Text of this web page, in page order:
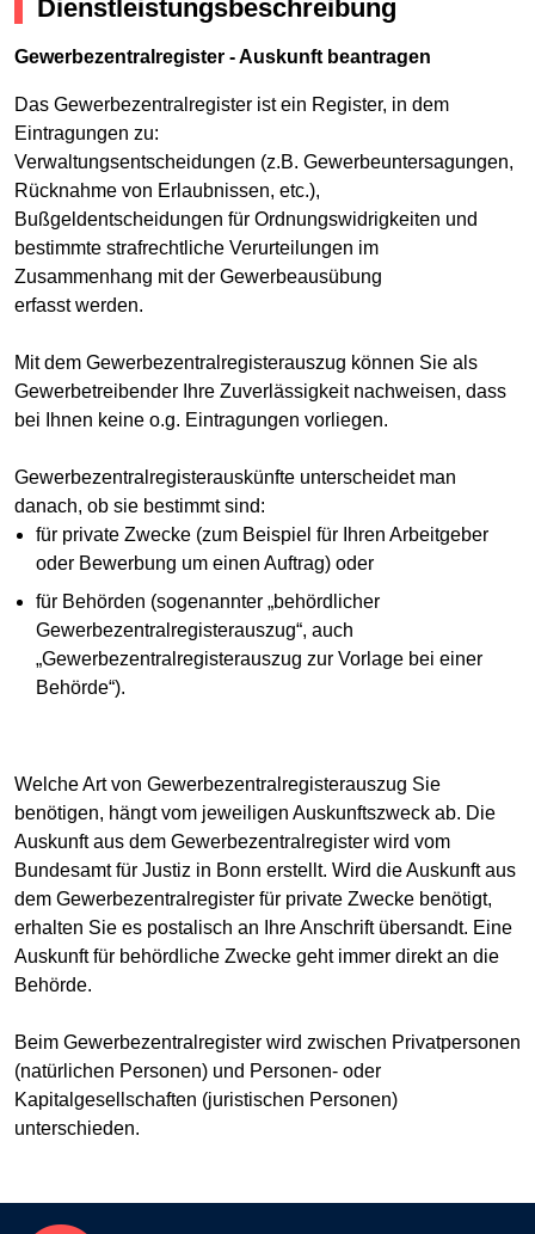
Dienstleistungsbeschreibung
Gewerbezentralregister - Auskunft beantragen
Das Gewerbezentralregister ist ein Register, in dem
Eintragungen zu:
Verwaltungsentscheidungen (z.B. Gewerbeuntersagungen,
Rücknahme von Erlaubnissen, etc.),
Bußgeldentscheidungen für Ordnungswidrigkeiten und
bestimmte strafrechtliche Verurteilungen im
Zusammenhang mit der Gewerbeausübung
erfasst werden.
Mit dem Gewerbezentralregisterauszug können Sie als
Gewerbetreibender Ihre Zuverlässigkeit nachweisen, dass
bei Ihnen keine o.g. Eintragungen vorliegen.
Gewerbezentralregisterauskünfte unterscheidet man
danach, ob sie bestimmt sind:
für private Zwecke (zum Beispiel für Ihren Arbeitgeber
oder Bewerbung um einen Auftrag) oder
für Behörden (sogenannter „behördlicher
Gewerbezentralregisterauszug“, auch
„Gewerbezentralregisterauszug zur Vorlage bei einer
Behörde“).
Welche Art von Gewerbezentralregisterauszug Sie
benötigen, hängt vom jeweiligen Auskunftszweck ab. Die
Auskunft aus dem Gewerbezentralregister wird vom
Bundesamt für Justiz in Bonn erstellt. Wird die Auskunft aus
dem Gewerbezentralregister für private Zwecke benötigt,
erhalten Sie es postalisch an Ihre Anschrift übersandt. Eine
Auskunft für behördliche Zwecke geht immer direkt an die
Behörde.
Beim Gewerbezentralregister wird zwischen Privatpersonen
(natürlichen Personen) und Personen- oder
Kapitalgesellschaften (juristischen Personen)
unterschieden.